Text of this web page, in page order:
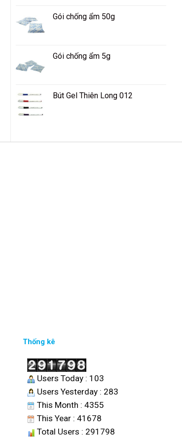
Gói chống ẩm 50g
Gói chống ẩm 5g
Bút Gel Thiên Long 012
Thống kê
Users Today : 103
Users Yesterday : 283
This Month : 4355
This Year : 41678
Total Users : 291798